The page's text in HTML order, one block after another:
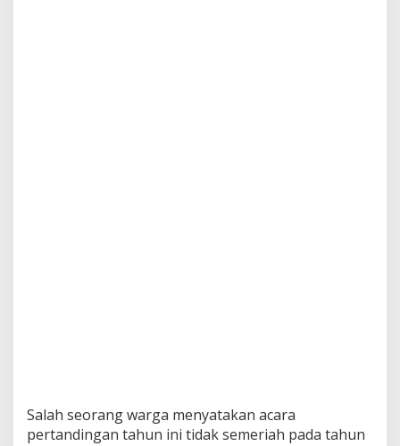
Salah seorang warga menyatakan acara
pertandingan tahun ini tidak semeriah pada tahun